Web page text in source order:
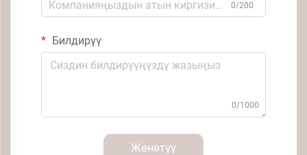
0/200
Билдирүү
0/1000
Жөнөтүү